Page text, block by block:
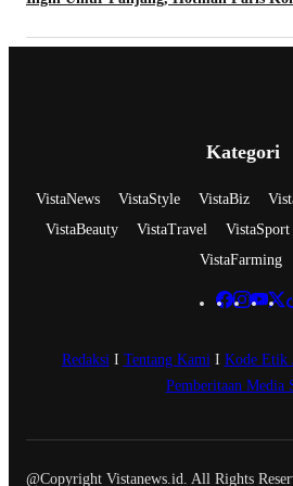
Kategori
VistaNews VistaStyle VistaBiz
VistaBeauty
VistaTravel VistaSport
VistaFarming
Redaksi I Tentang Kami I Kode Etik
Pemberitaan Media
@Copyright Vistanews.id. All Rights